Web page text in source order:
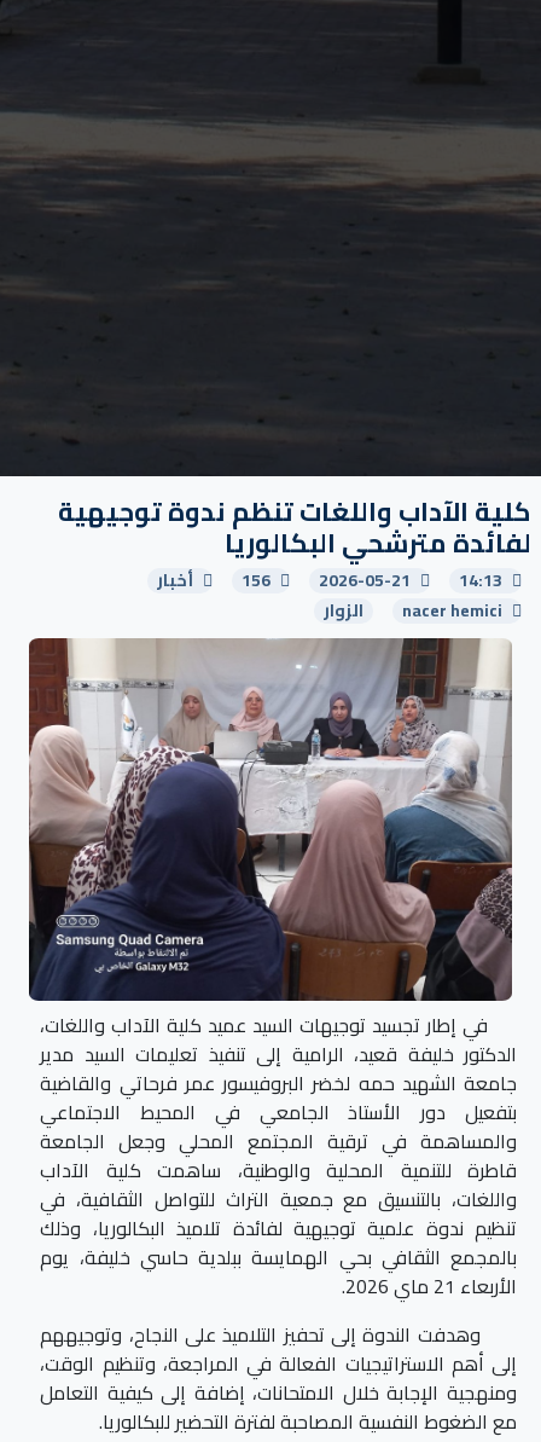
كلية الآداب واللغات تنظم ندوة توجيهية
لفائدة مترشحي البكالوريا
14:13
2026-05-21
156
أخبار
nacer hemici
الزوار
في إطار تجسيد توجيهات السيد عميد كلية الآداب واللغات،
الدكتور خليفة قعيد، الرامية إلى تنفيذ تعليمات السيد مدير
جامعة الشهيد حمه لخضر البروفيسور عمر فرحاتي والقاضية
بتفعيل دور الأستاذ الجامعي في المحيط الاجتماعي
والمساهمة في ترقية المجتمع المحلي وجعل الجامعة
قاطرة للتنمية المحلية والوطنية، ساهمت كلية الآداب
واللغات، بالتنسيق مع جمعية التراث للتواصل الثقافية، في
تنظيم ندوة علمية توجيهية لفائدة تلاميذ البكالوريا، وذلك
بالمجمع الثقافي بحي الهمايسة ببلدية حاسي خليفة، يوم
الأربعاء 21 ماي 2026.
وهدفت الندوة إلى تحفيز التلاميذ على النجاح، وتوجيههم
إلى أهم الاستراتيجيات الفعالة في المراجعة، وتنظيم الوقت،
ومنهجية الإجابة خلال الامتحانات، إضافة إلى كيفية التعامل
مع الضغوط النفسية المصاحبة لفترة التحضير للبكالوريا.